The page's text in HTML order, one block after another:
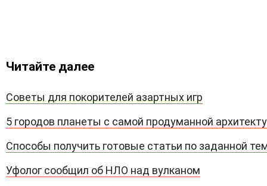
Читайте далее
Советы для покорителей азартных игр
5 городов планеты с самой продуманной
Способы получить готовые статьи по заданной
Уфолог сообщил об НЛО над вулканом